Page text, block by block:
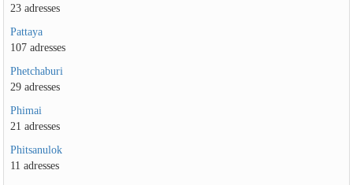
23 adresses
Pattaya
107 adresses
Phetchaburi
29 adresses
Phimai
21 adresses
Phitsanulok
11 adresses